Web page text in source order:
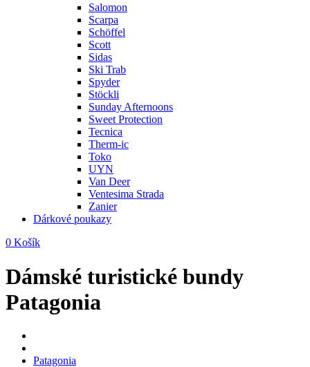
Salomon
Scarpa
Schöffel
Scott
Sidas
Ski Trab
Spyder
Stöckli
Sunday Afternoons
Sweet Protection
Tecnica
Therm-ic
Toko
UYN
Van Deer
Ventesima Strada
Zanier
Dárkové poukazy
0 Košík
Dámské turistické bundy
Patagonia
Patagonia